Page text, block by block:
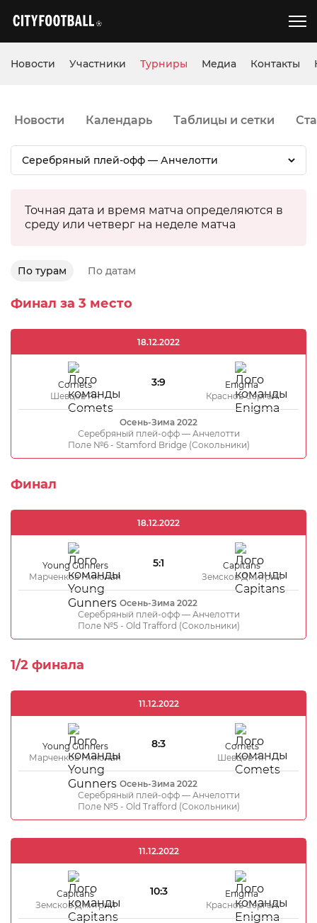
Новости Участники Турниры Медиа Контакты
Новости Календарь Таблицы и сетки
Серебряный плей-офф — Анчелотти
Точная дата и время матча определяются в
среду или четверг на неделе матча
По турам По датам
Финал за 3 место
Comets
Шевцов Ян
3:9
Enigma
Краснов Сергей
18.12.2022
Осень-Зима 2022
Серебряный плей-офф — Анчелотти
Поле №6 - Stamford Bridge (Сокольники)
Финал
Young Gunners
Марченков Николай
5:1
Capitans
Земсков Дмитрий
18.12.2022
Осень-Зима 2022
Серебряный плей-офф — Анчелотти
Поле №5 - Old Trafford (Сокольники)
1/2 финала
Young Gunners
Марченков Николай
8:3
Comets
Шевцов Ян
11.12.2022
Осень-Зима 2022
Серебряный плей-офф — Анчелотти
Поле №5 - Old Trafford (Сокольники)
Capitans
Земсков Дмитрий
10:3
Enigma
Краснов Сергей
11.12.2022